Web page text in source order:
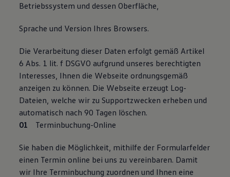
Betriebssystem und dessen Oberfläche,
Sprache und Version Ihres Browsers.
Die Verarbeitung dieser Daten erfolgt gemäß Artikel
6 Abs. 1 lit. f DSGVO aufgrund unseres berechtigten
Interesses, Ihnen die Webseite ordnungsgemäß
anzeigen zu können. Die Webseite erzeugt Log-
Dateien, welche wir zu Supportzwecken erheben und
automatisch nach 90 Tagen löschen.
Terminbuchung-Online
Sie haben die Möglichkeit, mithilfe der Formularfelder
einen Termin online bei uns zu vereinbaren. Damit
wir Ihre Terminbuchung zuordnen und Ihnen eine